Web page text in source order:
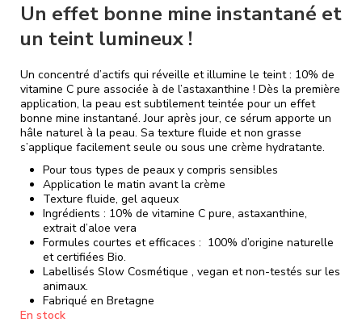
Un effet bonne mine instantané et
un teint lumineux !
Un concentré d’actifs qui réveille et illumine le teint : 10% de
vitamine C pure associée à de l’astaxanthine ! Dès la première
application, la peau est subtilement teintée pour un effet
bonne mine instantané. Jour après jour, ce sérum apporte un
hâle naturel à la peau. Sa texture fluide et non grasse
s’applique facilement seule ou sous une crème hydratante.
Pour tous types de peaux y compris sensibles
Application le matin avant la crème
Texture fluide, gel aqueux
Ingrédients : 10% de vitamine C pure, astaxanthine,
extrait d’aloe vera
Formules courtes et efficaces : 100% d’origine naturelle
et certifiées Bio.
Labellisés Slow Cosmétique , vegan et non-testés sur les
animaux.
Fabriqué en Bretagne
En stock